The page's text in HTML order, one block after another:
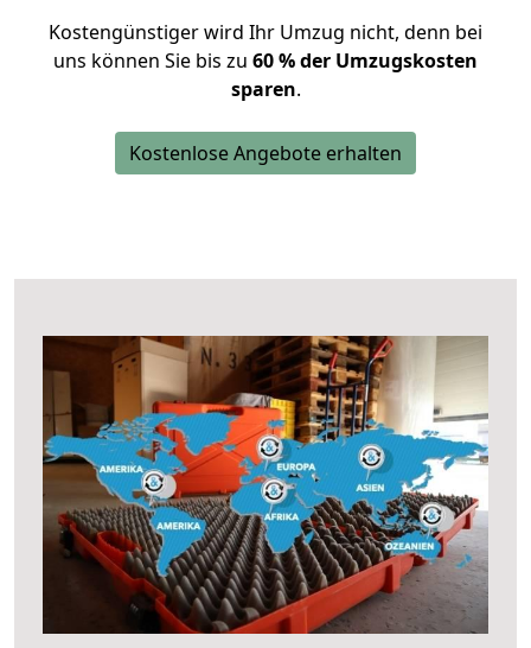
Kostengünstiger wird Ihr Umzug nicht, denn bei
uns können Sie bis zu 60 % der Umzugskosten
sparen.
Kostenlose Angebote erhalten